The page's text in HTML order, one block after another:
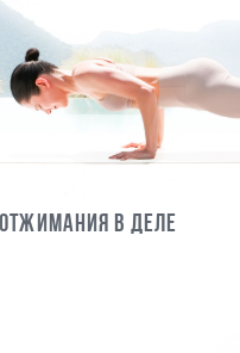
Отжимания в деле